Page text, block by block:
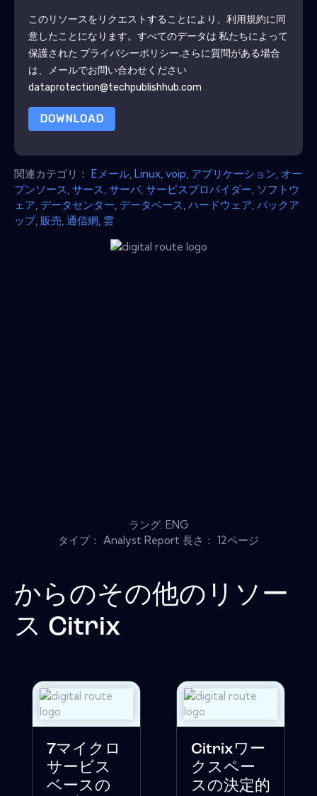
このリソースをリクエストすることにより、利用規約に同
意したことになります。すべてのデータは 私たちによって
保護された プライバシーポリシー.さらに質問がある場合
は、メールでお問い合わせください
dataprotection@techpublishhub.com
DOWNLOAD
関連カテゴリ： Eメール Linux voip アプリケーション オー
プンソース サース サーバ, サービスプロバイダー ソフトウ
ェア データセンター データベース ハードウェア バックア
ップ, 販売 通信網 雲
ラング: ENG
タイプ： Analyst Report 長さ： 12ページ
からのその他のリソー
ス Citrix
7マイクロ
サービス
ベースの
Citrixワー
クスペー
スの決定的